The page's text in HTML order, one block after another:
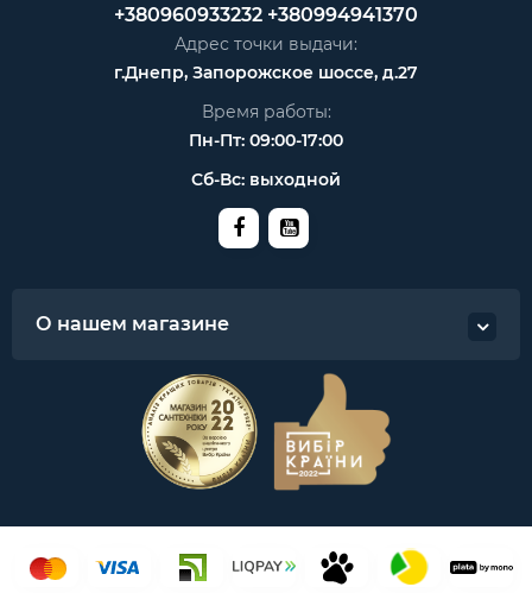
+380960933232 +380994941370
Адрес точки выдачи:
г.Днепр, Запорожское шоссе, д.27
Время работы:
Пн-Пт: 09:00-17:00
Сб-Вс: выходной
О нашем магазине